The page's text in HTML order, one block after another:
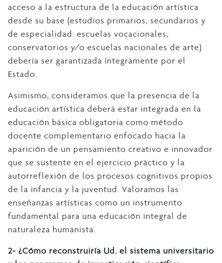
acceso a la estructura de la educación artística
desde su base (estudios primarios, secundarios y
de especialidad: escuelas vocacionales,
conservatorios y/o escuelas nacionales de arte)
debería ser garantizada íntegramente por el
Estado.
Asimismo, consideramos que la presencia de la
educación artística deberá estar integrada en la
educación básica obligatoria como método
docente complementario enfocado hacia la
aparición de un pensamiento creativo e innovador
que se sustente en el ejercicio práctico y la
autorreflexión de los procesos cognitivos propios
de la infancia y la juventud. Valoramos las
enseñanzas artísticas como un instrumento
fundamental para una educación integral de
naturaleza humanista.
2- ¿Cómo reconstruiría Ud. el sistema universitario